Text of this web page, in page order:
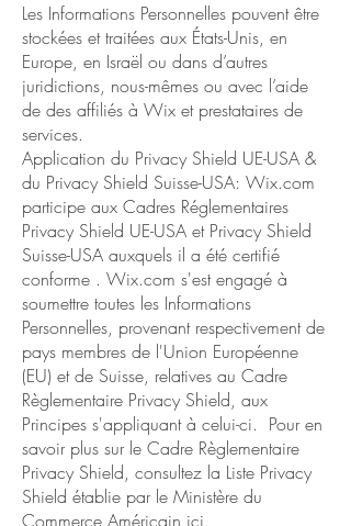
Les Informations Personnelles pouvent être
stockées et traitées aux États-Unis, en
Europe, en Israël ou dans d’autres
juridictions, nous-mêmes ou avec l’aide
de des affiliés à Wix et prestataires de
services.
Application du Privacy Shield UE-USA &
du Privacy Shield Suisse-USA: Wix.com
participe aux Cadres Réglementaires
Privacy Shield UE-USA et Privacy Shield
Suisse-USA auxquels il a été certifié
conforme . Wix.com s'est engagé à
soumettre toutes les Informations
Personnelles, provenant respectivement de
pays membres de l'Union Européenne
(EU) et de Suisse, relatives au Cadre
Règlementaire Privacy Shield, aux
Principes s'appliquant à celui-ci. Pour en
savoir plus sur le Cadre Règlementaire
Privacy Shield, consultez la Liste Privacy
Shield établie par le Ministère du
Commerce Américain ici.